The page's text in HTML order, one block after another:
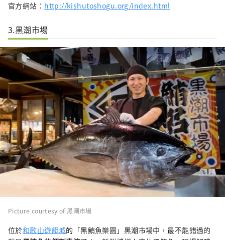
官方網站： http://kishutoshogu.org/index.html
3.黒潮市場
Picture courtesy of 黑潮市場
位於和歌山遊艇城的「黑鮪魚樂園」黑潮市場中，最不能錯過的